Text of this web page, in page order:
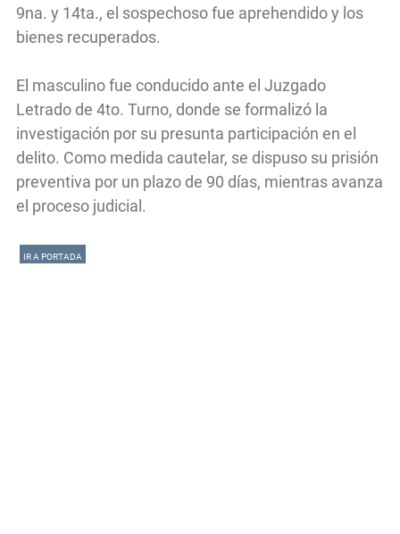
9na. y 14ta., el sospechoso fue aprehendido y los
bienes recuperados.
El masculino fue conducido ante el Juzgado
Letrado de 4to. Turno, donde se formalizó la
investigación por su presunta participación en el
delito. Como medida cautelar, se dispuso su prisión
preventiva por un plazo de 90 días, mientras avanza
el proceso judicial.
IR A PORTADA